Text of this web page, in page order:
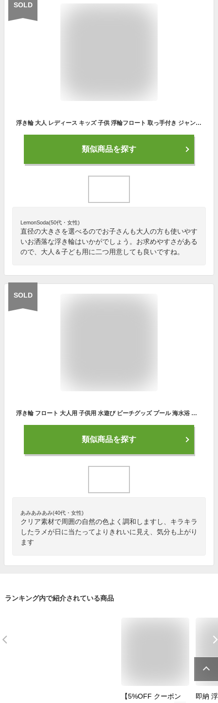
SOLD
浮き輪 大人 レディース キッズ 子供 浮輪フロート 取っ手付き ジャンボ浮き輪 ボート マット アウトドア ビーチグッズ 海水浴 PVC材質 おしゃれ かわいい インスタ映え 水泳用品 波乗り 水遊び 夏休み 家庭ようプール 夏 ビーチ 親子でもおすすめ 60/70/80/90/100 4種類
類似商品を探す
LemonSoda(50代・女性)
直径の大きさを選べるのでお子さんも大人の方も使いやす
いお洒落な浮き輪はいかがでしょう。お求めやすさがある
ので、大人＆子ども用に二つ用意しても良いですね。
SOLD
浮き輪 フロート 大人用 子供用 水遊び ビーチグッズ プール 海水浴 大きい 楽しい 可愛い 浮き 浮き具 オシャレ 透明 キラキラ
類似商品を探す
あみあみあみ(40代・女性)
クリア素材で周囲の自然の色よく調和しますし、キラキラ
したラメが日に当たってよりきれいに見え、気分も上がり
ます
ランキング内で紹介されている商品
【5%OFF クーポン
即納